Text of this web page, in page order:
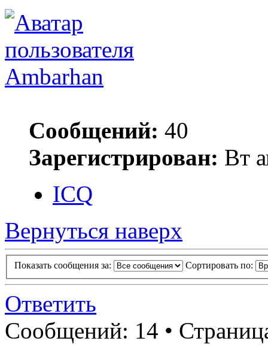
Ambarhan
Сообщений: 40
Зарегистрирован: Вт
ICQ
Вернуться наверх
Показать сообщения за: Сортировать по:
Ответить
Сообщений: 14 •